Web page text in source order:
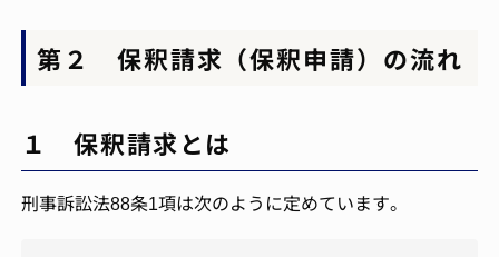
第２ 保釈請求（保釈申請）の流れ
１ 保釈請求とは
刑事訴訟法88条1項は次のように定めています。